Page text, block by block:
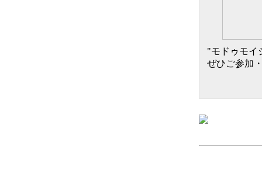
"モドゥモイ
ぜひご参加